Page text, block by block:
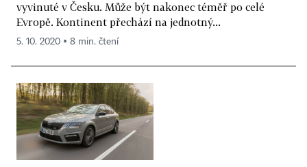
vyvinuté v Česku. Může být nakonec téměř po celé
Evropě. Kontinent přechází na jednotný...
5. 10. 2020 ▪ 8 min. čtení